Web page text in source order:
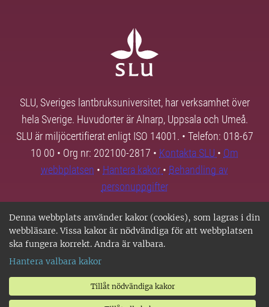
Denna webbplats använder kakor (cookies), som lagras i din
webbläsare. Vissa kakor är nödvändiga för att webbplatsen
ska fungera korrekt. Andra är valbara.
Hantera valbara kakor
Tillåt nödvändiga kakor
SLU, Sveriges lantbruksuniversitet, har verksamhet över
hela Sverige. Huvudorter är Alnarp, Uppsala och Umeå.
SLU är miljöcertifierat enligt ISO 14001. • Telefon: 018-67
10 00 • Org nr: 202100-2817 • Kontakta SLU • Om
webbplatsen • Hantera kakor • Behandling av
personuppgifter